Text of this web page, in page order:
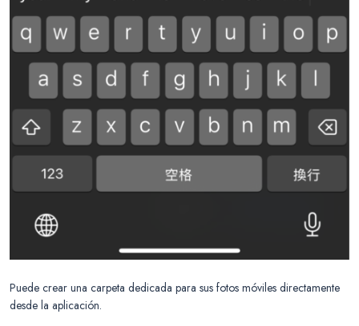
Puede crear una carpeta dedicada para sus fotos móviles directamente
desde la aplicación.